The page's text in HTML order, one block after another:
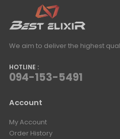
We aim to deliver the highest
HOTLINE :
094-153-5491
Account
My Account
Order History